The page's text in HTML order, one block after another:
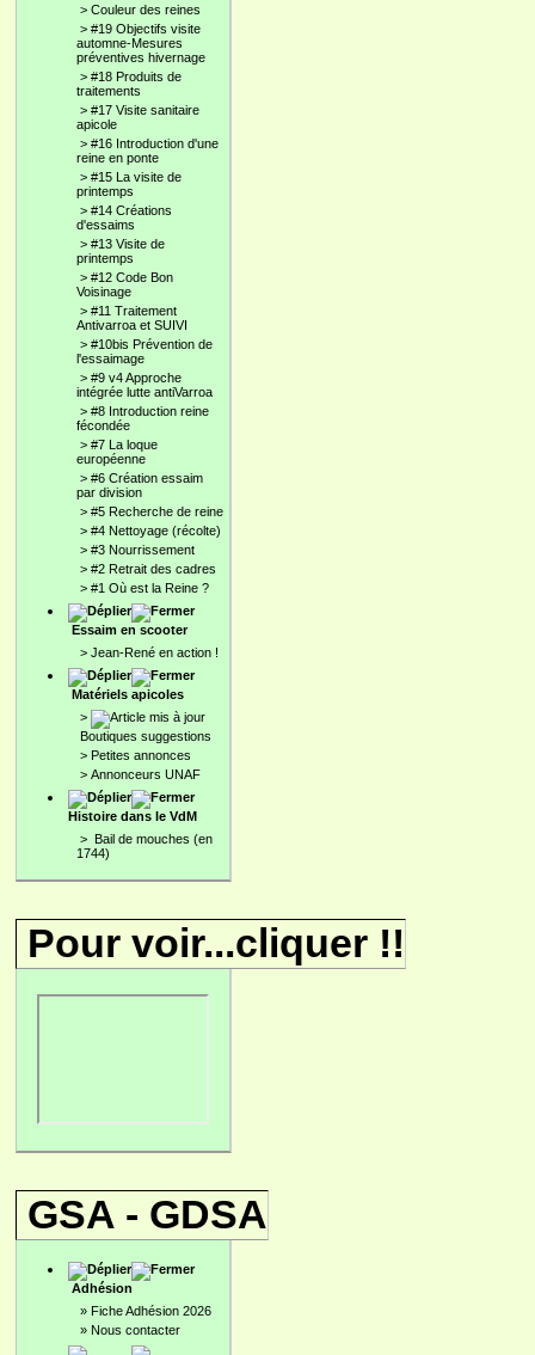
> Couleur des reines
> #19 Objectifs visite
automne-Mesures
préventives hivernage
> #18 Produits de
traitements
> #17 Visite sanitaire
apicole
> #16 Introduction d'une
reine en ponte
> #15 La visite de
printemps
> #14 Créations
d'essaims
> #13 Visite de
printemps
> #12 Code Bon
Voisinage
> #11 Traitement
Antivarroa et SUIVI
> #10bis Prévention de
l'essaimage
> #9 v4 Approche
intégrée lutte antiVarroa
> #8 Introduction reine
fécondée
> #7 La loque
européenne
> #6 Création essaim
par division
> #5 Recherche de reine
> #4 Nettoyage (récolte)
> #3 Nourrissement
> #2 Retrait des cadres
> #1 Où est la Reine ?
Essaim en scooter
> Jean-René en action !
Matériels apicoles
>
Boutiques suggestions
> Petites annonces
> Annonceurs UNAF
Histoire dans le VdM
> Bail de mouches (en
1744)
Pour voir...cliquer !!
GSA - GDSA
Adhésion
» Fiche Adhésion 2026
» Nous contacter